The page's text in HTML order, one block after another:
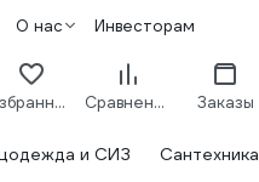
О нас Инвесторам
Избранное Сравнение Заказы
и СИЗ Сантехника